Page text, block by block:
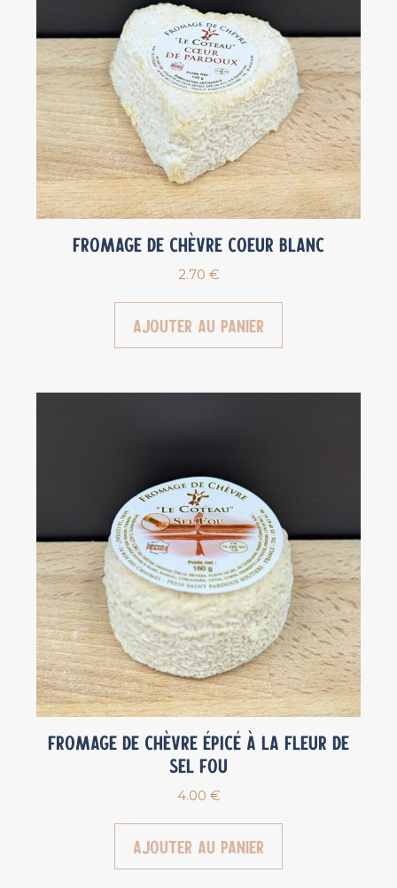
Fromage de chèvre Coeur blanc
2.70 €
Ajouter au panier
Fromage de chèvre épicé à la fleur de
sel Fou
4.00 €
Ajouter au panier